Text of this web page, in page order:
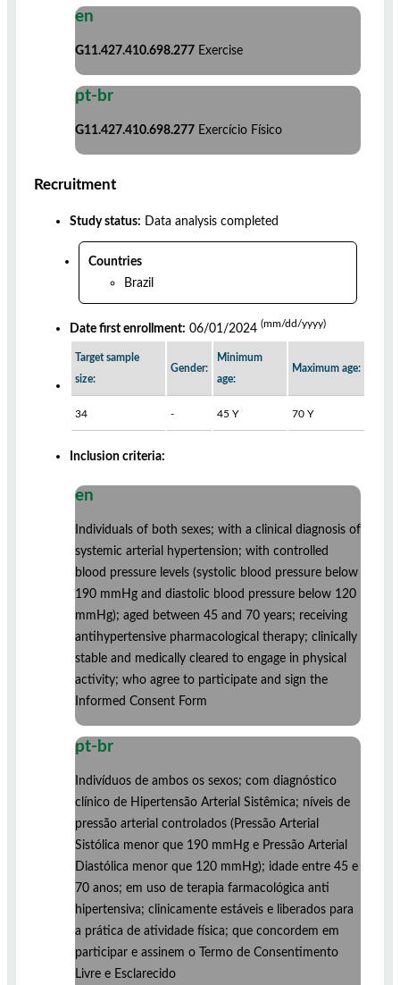
en
G11.427.410.698.277 Exercise
pt-br
G11.427.410.698.277 Exercício Físico
Recruitment
Study status: Data analysis completed
Countries
Brazil
Date first enrollment: 06/01/2024 (mm/dd/yyyy)
Target sample
size:
Gender:
Minimum
age:
Maximum age:
34 - 45 Y 70 Y
Inclusion criteria:
en
Individuals of both sexes; with a clinical diagnosis of
systemic arterial hypertension; with controlled
blood pressure levels (systolic blood pressure below
190 mmHg and diastolic blood pressure below 120
mmHg); aged between 45 and 70 years; receiving
antihypertensive pharmacological therapy; clinically
stable and medically cleared to engage in physical
activity; who agree to participate and sign the
Informed Consent Form
pt-br
Indivíduos de ambos os sexos; com diagnóstico
clínico de Hipertensão Arterial Sistêmica; níveis de
pressão arterial controlados (Pressão Arterial
Sistólica menor que 190 mmHg e Pressão Arterial
Diastólica menor que 120 mmHg); idade entre 45 e
70 anos; em uso de terapia farmacológica anti
hipertensiva; clinicamente estáveis e liberados para
a prática de atividade física; que concordem em
participar e assinem o Termo de Consentimento
Livre e Esclarecido